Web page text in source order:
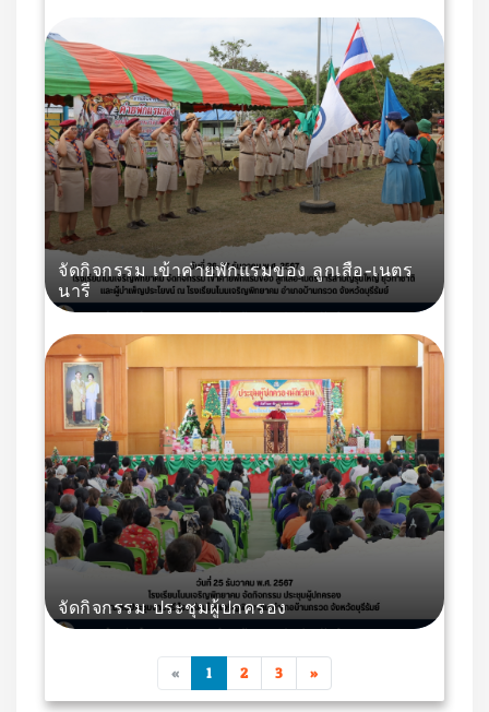
จัดกิจกรรม เข้าค่ายพักแรมของ ลูกเสือ-เนตร
นารี
จัดกิจกรรม ประชุมผู้ปกครอง
« 1 2 3 »